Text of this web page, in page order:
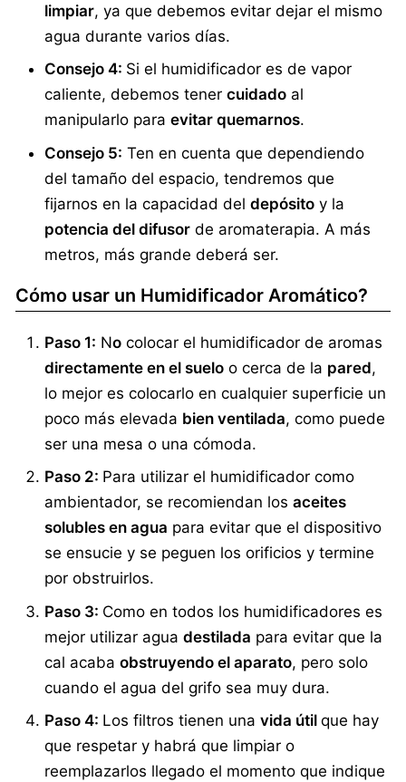
limpiar, ya que debemos evitar dejar el mismo
agua durante varios días.
Consejo 4: Si el humidificador es de vapor
caliente, debemos tener cuidado al
manipularlo para evitar quemarnos.
Consejo 5: Ten en cuenta que dependiendo
del tamaño del espacio, tendremos que
fijarnos en la capacidad del depósito y la
potencia del difusor de aromaterapia. A más
metros, más grande deberá ser.
Cómo usar un Humidificador Aromático?
Paso 1: No colocar el humidificador de aromas
directamente en el suelo o cerca de la pared,
lo mejor es colocarlo en cualquier superficie un
poco más elevada bien ventilada, como puede
ser una mesa o una cómoda.
Paso 2: Para utilizar el humidificador como
ambientador, se recomiendan los aceites
solubles en agua para evitar que el dispositivo
se ensucie y se peguen los orificios y termine
por obstruirlos.
Paso 3: Como en todos los humidificadores es
mejor utilizar agua destilada para evitar que la
cal acaba obstruyendo el aparato, pero solo
cuando el agua del grifo sea muy dura.
Paso 4: Los filtros tienen una vida útil que hay
que respetar y habrá que limpiar o
reemplazarlos llegado el momento que indique